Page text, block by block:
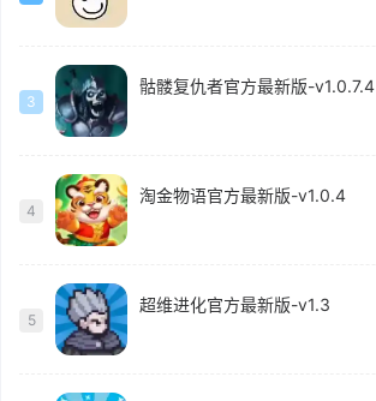
3
骷髅复仇者官方最新版-v1.0.7.4
4
淘金物语官方最新版-v1.0.4
5
超维进化官方最新版-v1.3